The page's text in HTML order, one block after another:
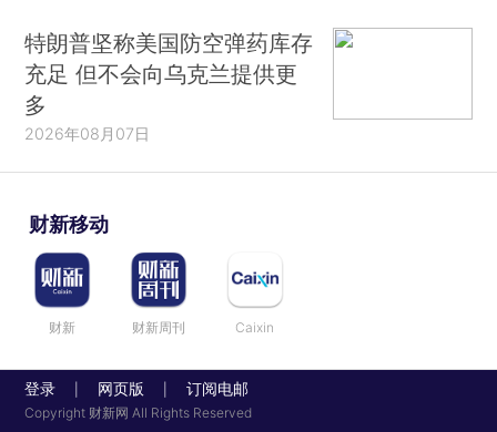
特朗普坚称美国防空弹药库存
充足 但不会向乌克兰提供更
多
2026年08月07日
财新移动
财新 财新周刊 Caixin
登录 网页版 订阅电邮
Copyright 财新网 All Rights Reserved